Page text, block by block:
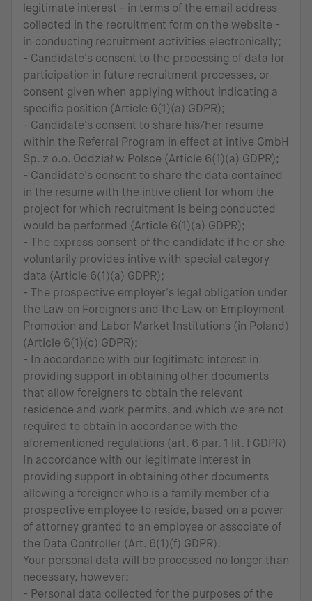
legitimate interest - in terms of the email address
collected in the recruitment form on the website -
in conducting recruitment activities electronically;
- Candidate's consent to the processing of data for
participation in future recruitment processes, or
consent given when applying without indicating a
specific position (Article 6(1)(a) GDPR);
- Candidate's consent to share his/her resume
within the Referral Program in effect at intive GmbH
Sp. z o.o. Oddział w Polsce (Article 6(1)(a) GDPR);
- Candidate's consent to share the data contained
in the resume with the intive client for whom the
project for which recruitment is being conducted
would be performed (Article 6(1)(a) GDPR);
- The express consent of the candidate if he or she
voluntarily provides intive with special category
data (Article 6(1)(a) GDPR);
- The prospective employer's legal obligation under
the Law on Foreigners and the Law on Employment
Promotion and Labor Market Institutions (in Poland)
(Article 6(1)(c) GDPR);
- In accordance with our legitimate interest in
providing support in obtaining other documents
that allow foreigners to obtain the relevant
residence and work permits, and which we are not
required to obtain in accordance with the
aforementioned regulations (art. 6 par. 1 lit. f GDPR)
In accordance with our legitimate interest in
providing support in obtaining other documents
allowing a foreigner who is a family member of a
prospective employee to reside, based on a power
of attorney granted to an employee or associate of
the Data Controller (Art. 6(1)(f) GDPR).
Your personal data will be processed no longer than
necessary, however:
- Personal data collected for the purposes of the